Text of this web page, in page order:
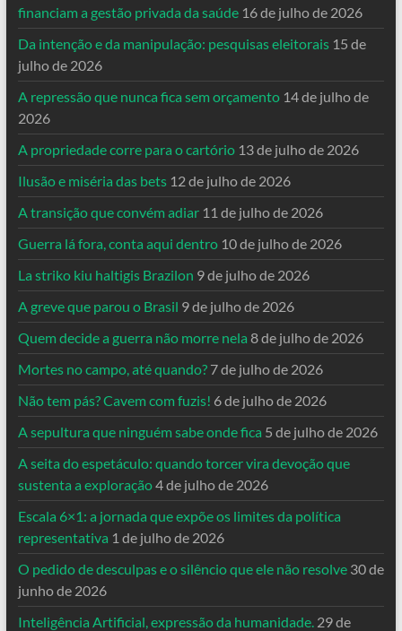
financiam a gestão privada da saúde 16 de julho de 2026
Da intenção e da manipulação: pesquisas eleitorais 15 de
julho de 2026
A repressão que nunca fica sem orçamento 14 de julho de
2026
A propriedade corre para o cartório 13 de julho de 2026
Ilusão e miséria das bets 12 de julho de 2026
A transição que convém adiar 11 de julho de 2026
Guerra lá fora, conta aqui dentro 10 de julho de 2026
La striko kiu haltigis Brazilon 9 de julho de 2026
A greve que parou o Brasil 9 de julho de 2026
Quem decide a guerra não morre nela 8 de julho de 2026
Mortes no campo, até quando? 7 de julho de 2026
Não tem pás? Cavem com fuzis! 6 de julho de 2026
A sepultura que ninguém sabe onde fica 5 de julho de 2026
A seita do espetáculo: quando torcer vira devoção que
sustenta a exploração4 de julho de 2026
Escala 6×1: a jornada que expõe os limites da política
representativa 1 de julho de 2026
O pedido de desculpas e o silêncio que ele não resolve 30 de
junho de 2026
Inteligência Artificial, expressão da humanidade. 29 de